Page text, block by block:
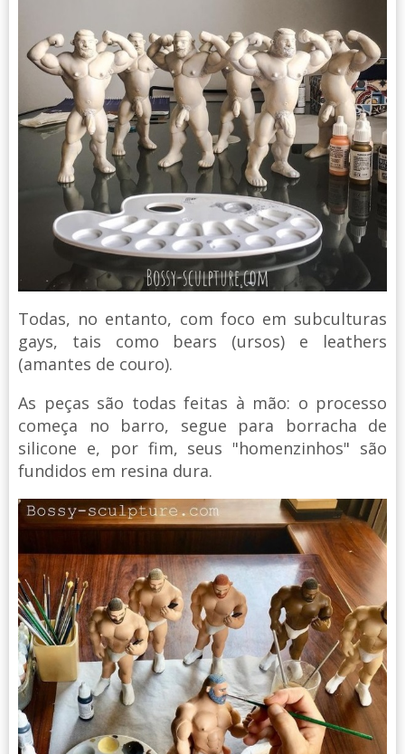
Todas, no entanto, com foco em subculturas
gays, tais como bears (ursos) e leathers
(amantes de couro).
As peças são todas feitas à mão: o processo
começa no barro, segue para borracha de
silicone e, por fim, seus "homenzinhos" são
fundidos em resina dura.